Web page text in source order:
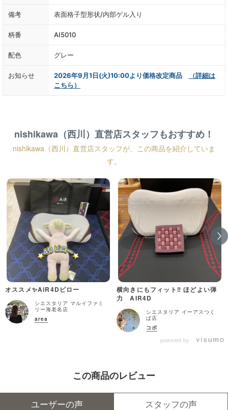
備考 表面格子型形状/内部ゲル入り
柄番 AI5010
配色 グレー
お知らせ 2026年9月1日(火)10:00より価格改定商品
（詳細は
こちら）
nishikawa（西川）直営店スタッフもおすすめ！
nishikawa（西川）直営店スタッフが、この商品を紹介していま
す。
オススメ✨AiR4Dピロー
シエスタリア マルイファミ
リー海老名店
area
横向きにもフィット‼︎ ほどよい弾
力 AIR4D
シエスタリア イーアスつく
ば店
コボ
powered by
この商品のレビュー
ユーザーの声 スタッフの声